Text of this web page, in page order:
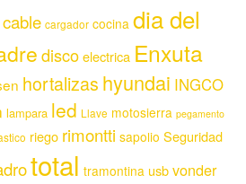
cable cargador cocina dia del
discoelectrica Enxuta
hortalizas hyundai INGCO
lampara led Llave motosierra pegamento
riego rimontti sapolio Seguridad
total tramontina usbvonder